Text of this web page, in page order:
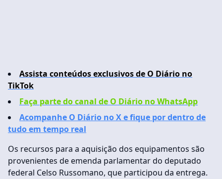
Assista conteúdos exclusivos de O Diário no
TikTok
Faça parte do canal de O Diário no WhatsApp
Acompanhe O Diário no X e fique por dentro de
tudo em tempo real
Os recursos para a aquisição dos equipamentos são
provenientes de emenda parlamentar do deputado
federal Celso Russomano, que participou da entrega.